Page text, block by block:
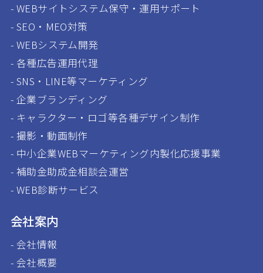
WEBサイトシステム保守・運用サポート
SEO・MEO対策
WEBシステム開発
各種広告運用代理
SNS・LINE等マーケティング
企業ブランディング
キャラクター・ロゴ等各種デザイン制作
撮影・動画制作
中小企業WEBマーケティング内製化応援事業
補助金助成金相談会運営
WEB診断サービス
会社案内
会社情報
会社概要